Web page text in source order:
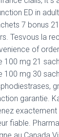
ED in
7 bonus
Tesvous la
of
100 mg 21
100 mg 30
garantie.
fiable.